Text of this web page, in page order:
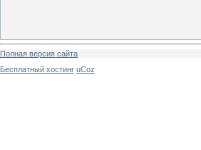
Полная версия сайта
Бесплатный хостинг uCoz